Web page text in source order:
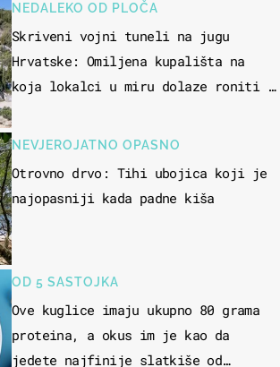
NEDALEKO OD PLOČA
Skriveni vojni tuneli na jugu
Hrvatske: Omiljena kupališta na
koja lokalci u miru dolaze roniti i
NEVJEROJATNO OPASNO
Otrovno drvo: Tihi ubojica koji je
najopasniji kada padne kiša
OD 5 SASTOJKA
Ove kuglice imaju ukupno 80 grama
proteina, a okus im je kao da
jedete najfinije slatkiše od